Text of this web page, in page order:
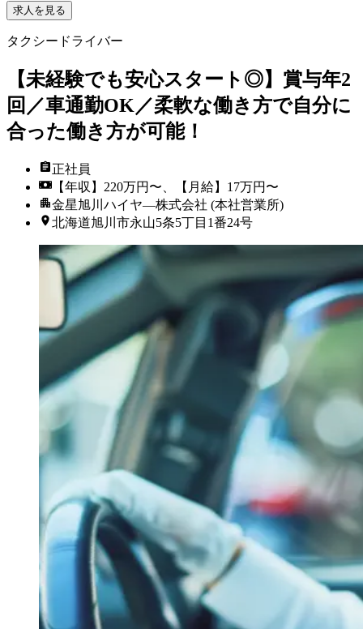
求人を見る
タクシードライバー
【未経験でも安心スタート◎】賞与年2
回／車通勤OK／柔軟な働き方で自分に
合った働き方が可能！
正社員
【年収】220万円〜、【月給】17万円〜
金星旭川ハイヤ―株式会社 (本社営業所)
北海道旭川市永山5条5丁目1番24号